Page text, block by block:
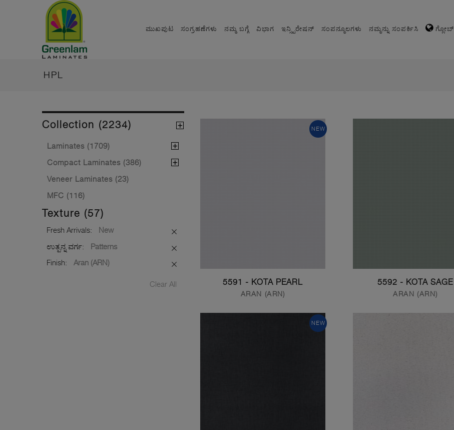
ಮುಖಪುಟ ಸಂಗ್ರಹಣೆಗಳು ನಮ್ಮ ಬಗ್ಗೆ ವಿಭಾಗ ಇನ್ಸ್ಪಿರೇಷನ್ ಸಂಪನ್ಮೂಲಗಳು ನಮ್ಮನ್ನು ಸಂಪರ್ಕಿಸಿ ಗ್ಲೋಬ್
HPL
Collection (2234)
Laminates (1709)
Compact Laminates (386)
Veneer Laminates (23)
MFC (116)
Texture (57)
Fresh Arrivals:
New
ಉತ್ಪನ್ನ ವರ್ಗ:
Patterns
Finish:
Aran (ARN)
Clear All
NEW
5591 - KOTA PEARL
ARAN (ARN)
5592 - KOTA SAGE
ARAN (ARN)
NEW